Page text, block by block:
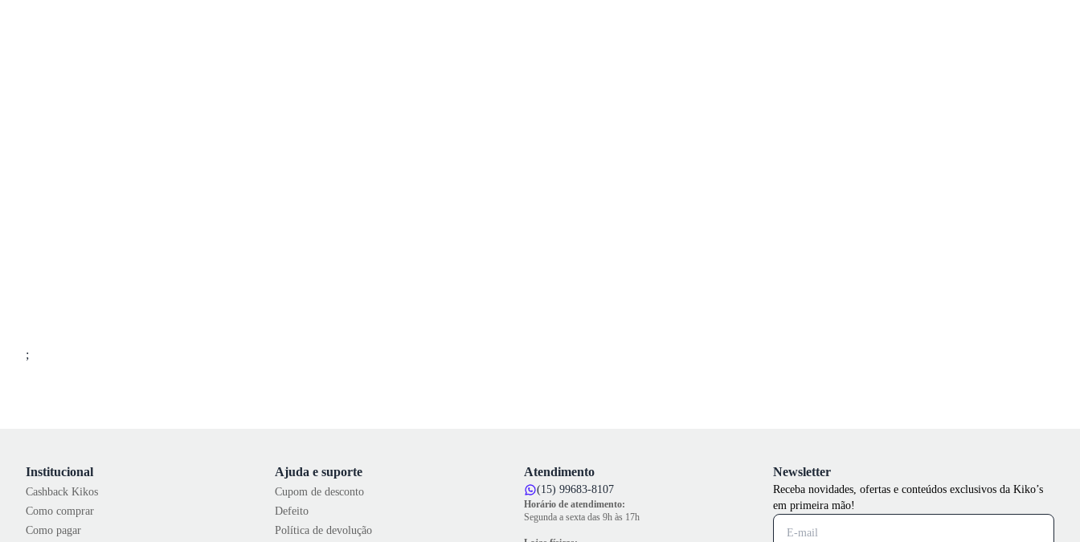
;
Institucional
Cashback Kikos
Como comprar
Como pagar
Ajuda e suporte
Cupom de desconto
Defeito
Política de devolução
Atendimento
(15) 99683-8107
Horário de atendimento:
Segunda a sexta das 9h às 17h
Newsletter
Receba novidades, ofertas e conteúdos exclusivos da Kiko’s
em primeira mão!